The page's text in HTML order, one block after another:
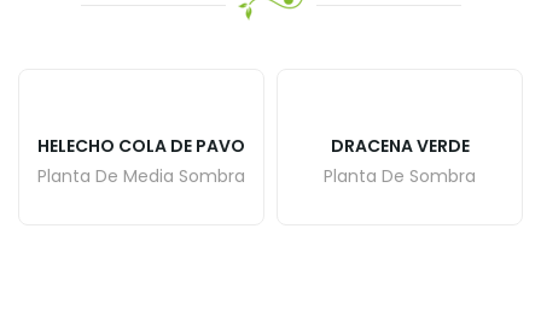
HELECHO COLA DE PAVO
Planta De Media Sombra
DRACENA VERDE
Planta De Sombra